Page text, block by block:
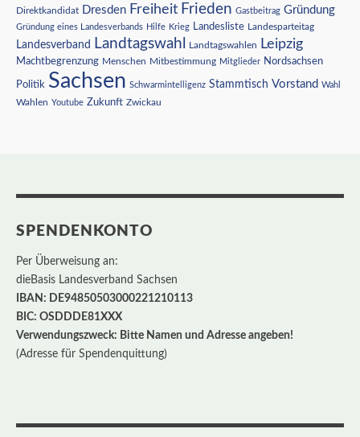
Direktkandidat Dresden Freiheit Frieden Gastbeitrag Gründung
Gründung eines Landesverbands Hilfe Krieg Landesliste Landesparteitag
Landesverband Landtagswahl Landtagswahlen Leipzig
Machtbegrenzung Menschen Mitbestimmung Mitglieder Nordsachsen
Politik Sachsen Schwarmintelligenz Stammtisch Vorstand Wahl
Wahlen Youtube Zukunft Zwickau
SPENDENKONTO
Per Überweisung an:
dieBasis Landesverband Sachsen
IBAN: DE94850503000221210113
BIC: OSDDDE81XXX
Verwendungszweck: Bitte Namen und Adresse angeben!
(Adresse für Spendenquittung)